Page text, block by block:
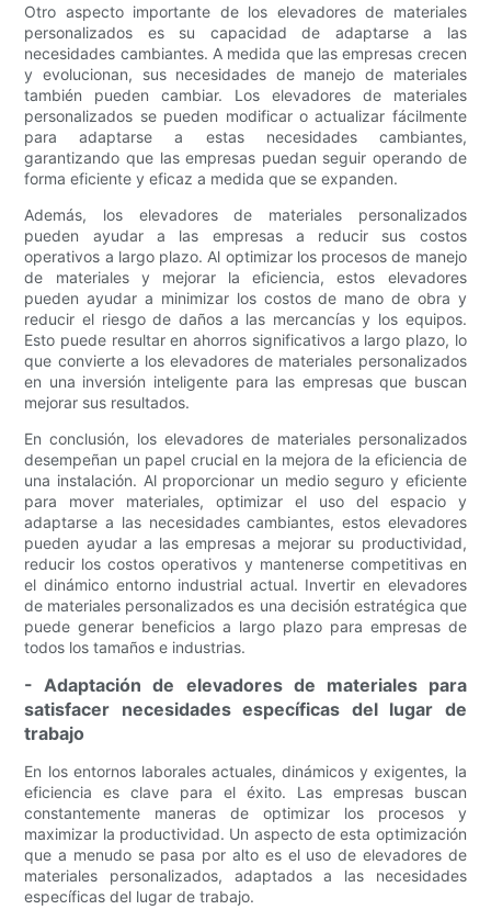
Otro aspecto importante de los elevadores de materiales
personalizados es su capacidad de adaptarse a las
necesidades cambiantes. A medida que las empresas crecen
y evolucionan, sus necesidades de manejo de materiales
también pueden cambiar. Los elevadores de materiales
personalizados se pueden modificar o actualizar fácilmente
para adaptarse a estas necesidades cambiantes,
garantizando que las empresas puedan seguir operando de
forma eficiente y eficaz a medida que se expanden.
Además, los elevadores de materiales personalizados
pueden ayudar a las empresas a reducir sus costos
operativos a largo plazo. Al optimizar los procesos de manejo
de materiales y mejorar la eficiencia, estos elevadores
pueden ayudar a minimizar los costos de mano de obra y
reducir el riesgo de daños a las mercancías y los equipos.
Esto puede resultar en ahorros significativos a largo plazo, lo
que convierte a los elevadores de materiales personalizados
en una inversión inteligente para las empresas que buscan
mejorar sus resultados.
En conclusión, los elevadores de materiales personalizados
desempeñan un papel crucial en la mejora de la eficiencia de
una instalación. Al proporcionar un medio seguro y eficiente
para mover materiales, optimizar el uso del espacio y
adaptarse a las necesidades cambiantes, estos elevadores
pueden ayudar a las empresas a mejorar su productividad,
reducir los costos operativos y mantenerse competitivas en
el dinámico entorno industrial actual. Invertir en elevadores
de materiales personalizados es una decisión estratégica que
puede generar beneficios a largo plazo para empresas de
todos los tamaños e industrias.
- Adaptación de elevadores de materiales para
satisfacer necesidades específicas del lugar de
trabajo
En los entornos laborales actuales, dinámicos y exigentes, la
eficiencia es clave para el éxito. Las empresas buscan
constantemente maneras de optimizar los procesos y
maximizar la productividad. Un aspecto de esta optimización
que a menudo se pasa por alto es el uso de elevadores de
materiales personalizados, adaptados a las necesidades
específicas del lugar de trabajo.